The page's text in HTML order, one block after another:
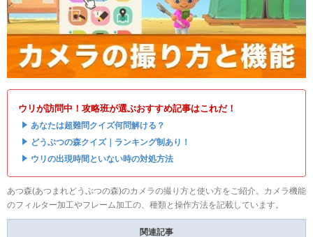
ウリが訪問中！攻略班が選ぶおすすめ記事はこれだ！
・ あなたは超難問クイズ何問解ける？
・ どうぶつの森クイズ｜ランキング制あり！
・ ウリの出現時間といない時の対処方法
あつ森(あつまれどうぶつの森)のカメラの撮り方と使い方をご紹介。カメラ機能
のフィルター加工やフレーム加工の、種類と操作方法を記載しています。
関連記事